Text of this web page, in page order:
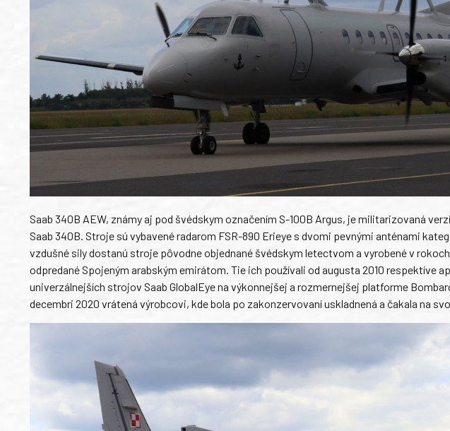
Saab 340B AEW, známy aj pod švédskym označením S-100B Argus, je militarizovaná
Saab 340B. Stroje sú vybavené radarom FSR-890 Erieye s dvomi pevnými anténami
vzdušné sily dostanú stroje pôvodne objednané švédskym letectvom a vyrobené v rokoch
odpredané Spojeným arabským emirátom. Tie ich používali od augusta 2010 respektíve
univerzálnejších strojov Saab GlobalEye na výkonnejšej a rozmernejšej platforme
decembri 2020 vrátená výrobcovi, kde bola po zakonzervovaní uskladnená a čakala na